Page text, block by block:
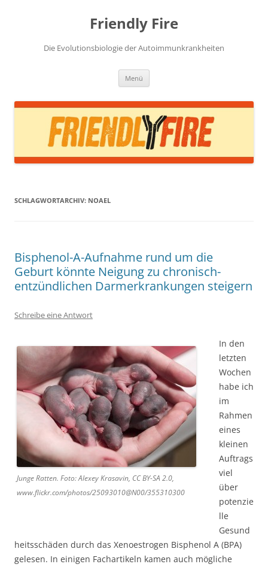
Friendly Fire
Die Evolutionsbiologie der Autoimmunkrankheiten
Menü
SCHLAGWORTARCHIV: NOAEL
Bisphenol-A-Aufnahme rund um die
Geburt könnte Neigung zu chronisch-
entzündlichen Darmerkrankungen steigern
Schreibe eine Antwort
Junge Ratten. Foto: Alexey Krasavin, CC BY-SA 2.0,
www.flickr.com/photos/25093010@N00/355310300
In den
letzten
Wochen
habe ich
im
Rahmen
eines
kleinen
Auftrags
viel
über
potenzie
lle
Gesund
heitsschäden durch das Xenoestrogen Bisphenol A (BPA)
gelesen. In einigen Fachartikeln kamen auch mögliche